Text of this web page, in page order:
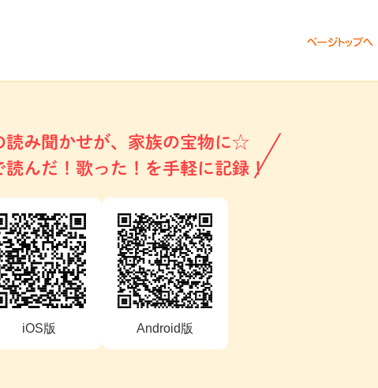
読み聞かせが、家族の宝物に☆
読んだ！歌った！を手軽に記録！
iOS版 Android版